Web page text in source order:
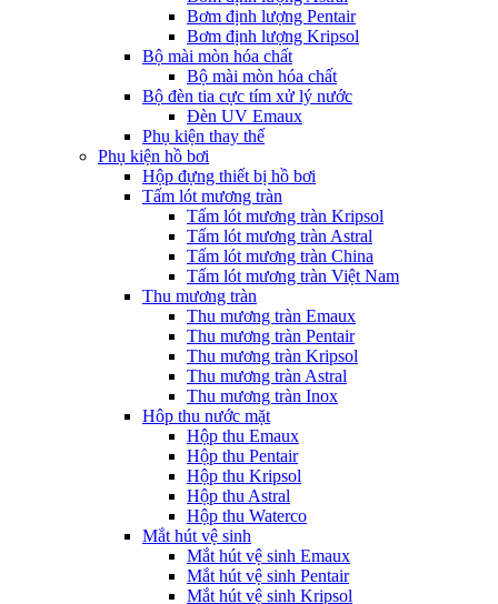
Bơm định lượng Pentair
Bơm định lượng Kripsol
Bộ mài mòn hóa chất
Bộ mài mòn hóa chất
Bộ đèn tia cực tím xử lý nước
Đèn UV Emaux
Phụ kiện thay thế
Phụ kiện hồ bơi
Hộp đựng thiết bị hồ bơi
Tấm lót mương tràn
Tấm lót mương tràn Kripsol
Tấm lót mương tràn Astral
Tấm lót mương tràn China
Tấm lót mương tràn Việt Nam
Thu mương tràn
Thu mương tràn Emaux
Thu mương tràn Pentair
Thu mương tràn Kripsol
Thu mương tràn Astral
Thu mương tràn Inox
Hôp thu nước mặt
Hộp thu Emaux
Hộp thu Pentair
Hộp thu Kripsol
Hộp thu Astral
Hộp thu Waterco
Mắt hút vệ sinh
Mắt hút vệ sinh Emaux
Mắt hút vệ sinh Pentair
Mắt hút vệ sinh Kripsol